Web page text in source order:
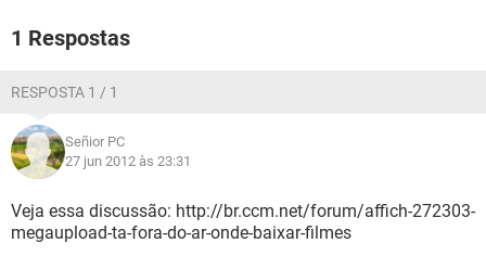
1 Respostas
RESPOSTA 1 / 1
Señior PC
27 jun 2012 às 23:31
Veja essa discussão: http://br.ccm.net/forum/affich-272303-
megaupload-ta-fora-do-ar-onde-baixar-filmes